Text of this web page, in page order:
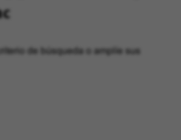
de búsqueda o amplíe sus